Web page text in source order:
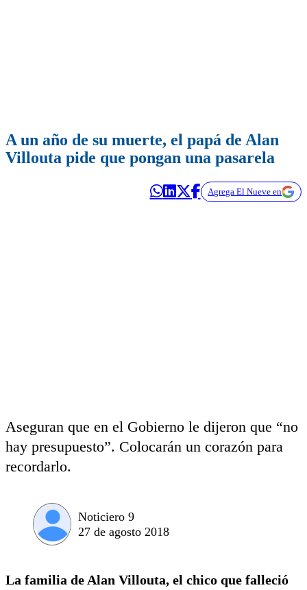
A un año de su muerte, el papá de Alan
Villouta pide que pongan una pasarela
Agrega El Nueve en
Aseguran que en el Gobierno le dijeron que “no
hay presupuesto”. Colocarán un corazón para
recordarlo.
Noticiero 9
27 de agosto 2018
La familia de Alan Villouta, el chico que falleció